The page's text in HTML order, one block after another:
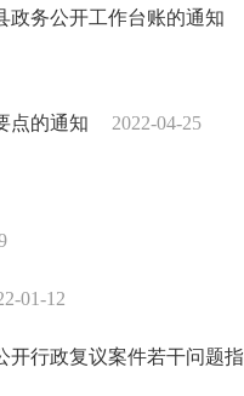
政务公开工作台账的通知
点的通知 2022-04-25
01-12
行政复议案件若干问题